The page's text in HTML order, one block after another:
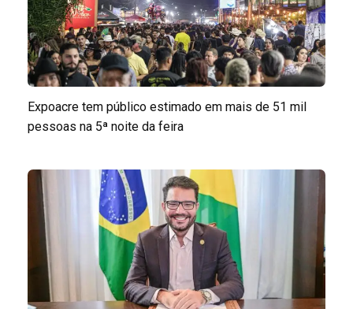
Expoacre tem público estimado em mais de 51 mil
pessoas na 5ª noite da feira